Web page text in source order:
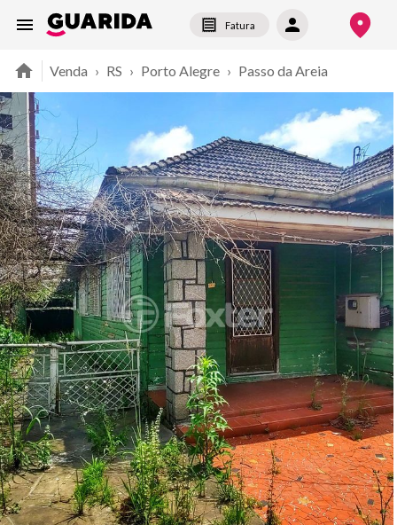
Fatura
Venda › RS › Porto Alegre › Passo da Areia